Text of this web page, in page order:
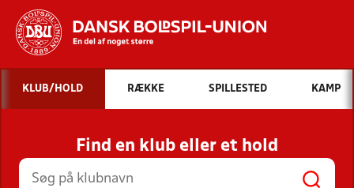
Hvad vil du søge efter?
INDHOLD OG NYHEDER
STILLINGER, RESULTATER, KLUBBER OG
HOLD
KLUB/HOLD RÆKKE SPILLESTED KAMP
Find en klub eller et hold